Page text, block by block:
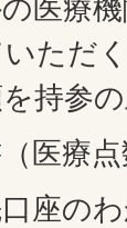
医療
ただ
持参
（医療
口座の